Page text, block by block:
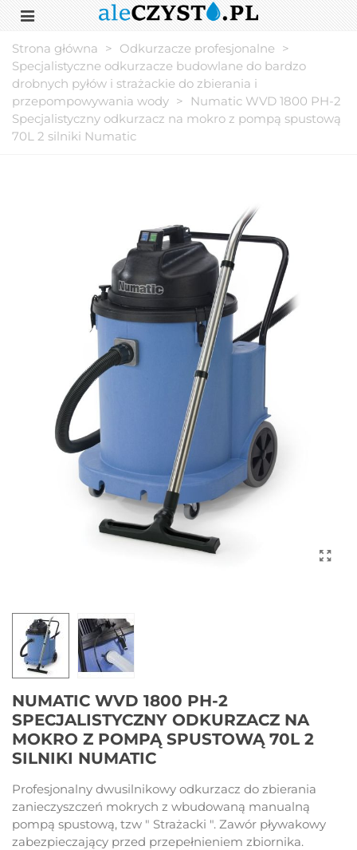
Strona główna > Odkurzacze profesjonalne >
Specjalistyczne odkurzacze budowlane do bardzo
drobnych pyłów i strażackie do zbierania i
przepompowywania wody >
Numatic WVD 1800 PH-2
Specjalistyczny odkurzacz na mokro z pompą spustową
70L 2 silniki Numatic
NUMATIC WVD 1800 PH-2
SPECJALISTYCZNY ODKURZACZ NA
MOKRO Z POMPĄ SPUSTOWĄ 70L 2
SILNIKI NUMATIC
Profesjonalny dwusilnikowy odkurzacz do zbierania
zanieczyszczeń mokrych z wbudowaną manualną
pompą spustową, tzw " Strażacki ". Zawór pływakowy
zabezpieczający przed przepełnieniem zbiornika.